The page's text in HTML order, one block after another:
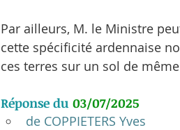
Par ailleurs, M. le Ministre
cette spécificité ardennaise
ces terres sur un sol de
Réponse du 03/07/2025
de COPPIETERS Yves